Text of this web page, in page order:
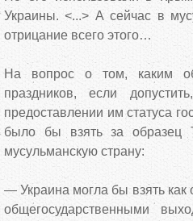
Украины. <...> А сейчас в
отрицание всего этого…
На вопрос о том, каким
праздников, если
предоставлении им статуса
было бы взять за образец
мусульманскую страну:
— Украина могла бы взять как
общегосударственными